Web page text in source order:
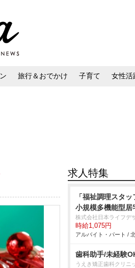
旅行＆おでかけ 子育て 女性活
求人特集
「福祉調理スタ
小規模多機能型居
株式会社日本ライフデ
時給1,075円
アルバイト・パート /
歯科助手/未経験
うえき矯正歯科クリニ